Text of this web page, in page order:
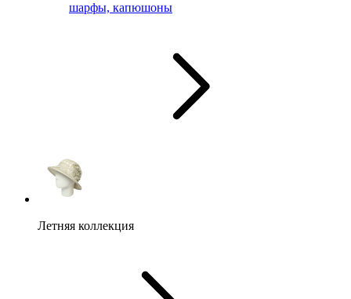
шарфы, капюшоны
Летняя коллекция